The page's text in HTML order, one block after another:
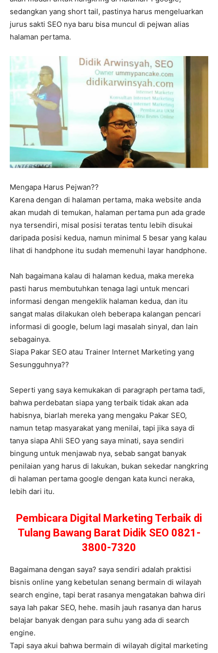
sedangkan yang short tail, pastinya harus mengeluarkan
jurus sakti SEO nya baru bisa muncul di pejwan alias
halaman pertama.
Mengapa Harus Pejwan??
Karena dengan di halaman pertama, maka website anda
akan mudah di temukan, halaman pertama pun ada grade
nya tersendiri, misal posisi teratas tentu lebih disukai
daripada posisi kedua, namun minimal 5 besar yang kalau
lihat di handphone itu sudah memenuhi layar handphone.
Nah bagaimana kalau di halaman kedua, maka mereka
pasti harus membutuhkan tenaga lagi untuk mencari
informasi dengan mengeklik halaman kedua, dan itu
sangat malas dilakukan oleh beberapa kalangan pencari
informasi di google, belum lagi masalah sinyal, dan lain
sebagainya.
Siapa Pakar SEO atau Trainer Internet Marketing yang
Sesungguhnya??
Seperti yang saya kemukakan di paragraph pertama tadi,
bahwa perdebatan siapa yang terbaik tidak akan ada
habisnya, biarlah mereka yang mengaku Pakar SEO,
namun tetap masyarakat yang menilai, tapi jika saya di
tanya siapa Ahli SEO yang saya minati, saya sendiri
bingung untuk menjawab nya, sebab sangat banyak
penilaian yang harus di lakukan, bukan sekedar nangkring
di halaman pertama google dengan kata kunci neraka,
lebih dari itu.
Pembicara Digital Marketing Terbaik di
Tulang Bawang Barat Didik SEO 0821-
3800-7320
Bagaimana dengan saya? saya sendiri adalah praktisi
bisnis online yang kebetulan senang bermain di wilayah
search engine, tapi berat rasanya mengatakan bahwa diri
saya lah pakar SEO, hehe. masih jauh rasanya dan harus
belajar banyak dengan para suhu yang ada di search
engine.
Tapi saya akui bahwa bermain di wilayah digital marketing